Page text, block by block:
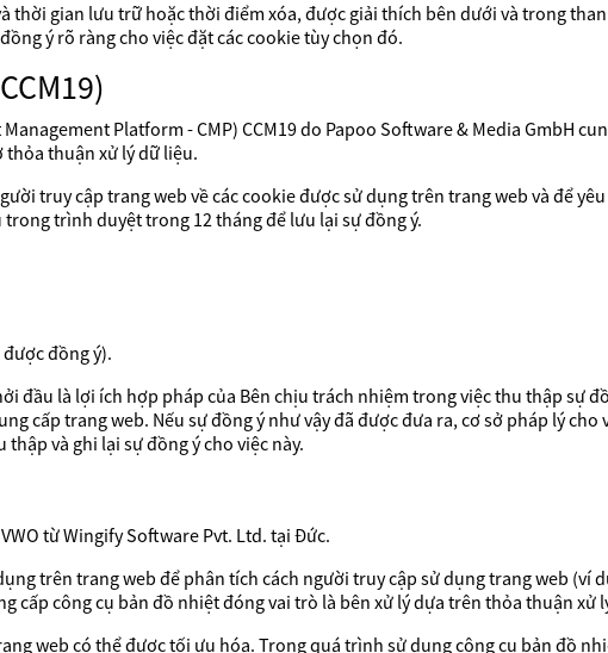
thời gian lưu trữ hoặc thời điểm xóa, được giải thích bên dưới và trong
ý rõ ràng cho việc đặt các cookie tùy chọn đó.
Platform - CMP) CCM19 do Papoo Software & Media GmbH
thỏa thuận xử lý dữ liệu.
truy cập trang web về các cookie được sử dụng trên trang web và để
trình duyệt trong 12 tháng để lưu lại sự đồng ý.
đồng ý).
đầu là lợi ích hợp pháp của Bên chịu trách nhiệm trong việc thu thập sự
cấp trang web. Nếu sự đồng ý như vậy đã được đưa ra, cơ sở pháp lý
và ghi lại sự đồng ý cho việc này.
từ Wingify Software Pvt. Ltd. tại Đức.
trên trang web để phân tích cách người truy cập sử dụng trang web
cấp công cụ bản đồ nhiệt đóng vai trò là bên xử lý dựa trên thỏa thuận xử
web có thể được tối ưu hóa. Trong quá trình sử dụng công cụ bản đồ